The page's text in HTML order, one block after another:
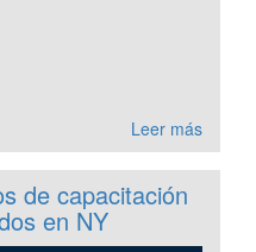
Leer más
de capacitación
en NY